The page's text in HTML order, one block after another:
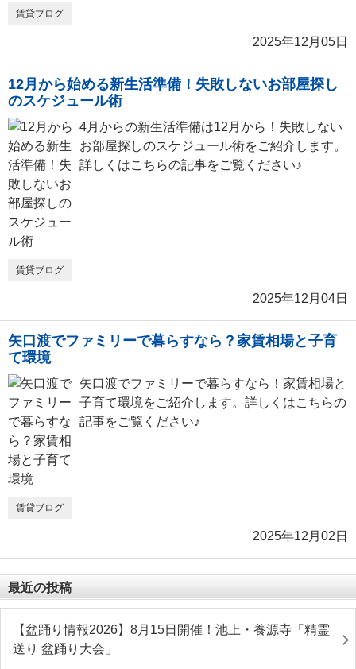
賃貸ブログ
2025年12月05日
12月から始める新生活準備！失敗しないお部屋探し
のスケジュール術
4月からの新生活準備は12月から！失敗しない
お部屋探しのスケジュール術をご紹介します。
詳しくはこちらの記事をご覧ください♪
賃貸ブログ
2025年12月04日
矢口渡でファミリーで暮らすなら？家賃相場と子育
て環境
矢口渡でファミリーで暮らすなら！家賃相場と
子育て環境をご紹介します。詳しくはこちらの
記事をご覧ください♪
賃貸ブログ
2025年12月02日
最近の投稿
【盆踊り情報2026】8月15日開催！池上・養源寺「精霊
送り 盆踊り大会」